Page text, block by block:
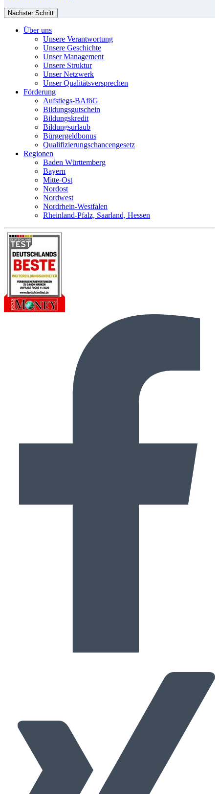
Nächster Schritt
Über uns
Unsere Verantwortung
Unsere Geschichte
Unser Management
Unsere Struktur
Unser Netzwerk
Unser Qualitätsversprechen
Förderung
Aufstiegs-BAföG
Bildungsgutschein
Bildungskredit
Bildungsurlaub
Bürgergeldbonus
Qualifizierungschancengesetz
Regionen
Baden Württemberg
Bayern
Mitte-Ost
Nordost
Nordwest
Nordrhein-Westfalen
Rheinland-Pfalz, Saarland, Hessen